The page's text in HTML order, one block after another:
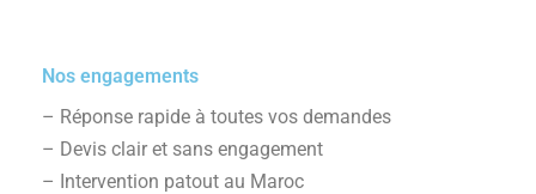
Nos engagements
– Réponse rapide à toutes vos demandes
– Devis clair et sans engagement
– Intervention patout au Maroc